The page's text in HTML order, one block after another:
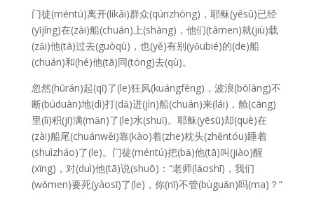
门徒(méntú)离开(líkāi)群众(qúnzhòng)，耶稣(yēsū)已经
(yǐjīng)在(zài)船(chuán)上(shàng)，他们(tāmen)就(jiù)载
(zǎi)他(tā)过去(guòqù)，也(yě)有别(yǒubié)的(de)船
(chuán)和(hé)他(tā)同(tóng)去(qù)。
忽然(hūrán)起(qǐ)了(le)狂风(kuángfēng)，波浪(bōlàng)不
断(búduàn)地(dì)打(dǎ)进(jìn)船(chuán)来(lái)，舱(cāng)
里(lǐ)积(jī)满(mǎn)了(le)水(shuǐ)。耶稣(yēsū)却(què)在
(zài)船尾(chuánwěi)靠(kào)着(zhe)枕头(zhěntóu)睡着
(shuìzháo)了(le)。门徒(méntú)把(bǎ)他(tā)叫(jiào)醒
(xǐng)，对(duì)他(tā)说(shuō)：“老师(lǎoshī)，我们
(wǒmen)要死(yàosǐ)了(le)，你(nǐ)不管(bùguǎn)吗(ma)？”